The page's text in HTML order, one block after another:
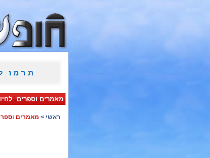
מאמרים וספרים
ראשי > מאמרים